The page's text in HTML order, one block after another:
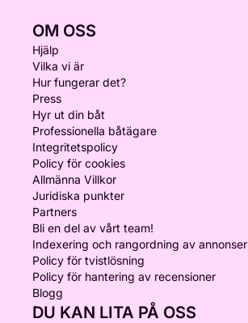
OM OSS
Hjälp
Vilka vi är
Hur fungerar det?
Press
Hyr ut din båt
Professionella båtägare
Integritetspolicy
Policy för cookies
Allmänna Villkor
Juridiska punkter
Partners
Bli en del av vårt team!
Indexering och rangordning av annonser
Policy för tvistlösning
Policy för hantering av recensioner
Blogg
DU KAN LITA PÅ OSS